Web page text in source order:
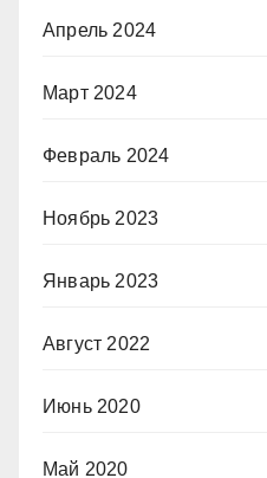
Апрель 2024
Март 2024
Февраль 2024
Ноябрь 2023
Январь 2023
Август 2022
Июнь 2020
Май 2020